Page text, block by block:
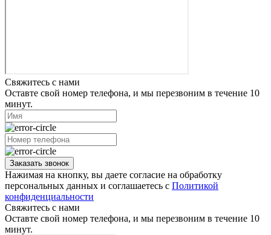
Свяжитесь с нами
Оставте свой номер телефона, и мы перезвоним в течение 10
минут.
Заказать звонок
Нажимая на кнопку, вы даете согласие на обработку
персональных данных и соглашаетесь с Политикой
конфиденциальности
Свяжитесь с нами
Оставте свой номер телефона, и мы перезвоним в течение 10
минут.